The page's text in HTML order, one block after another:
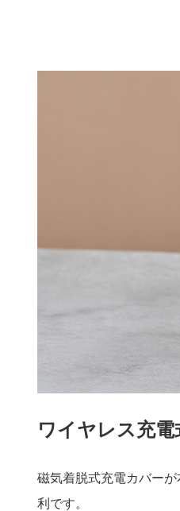
ワイヤレス充電
磁気着脱式充電カバー
利です。